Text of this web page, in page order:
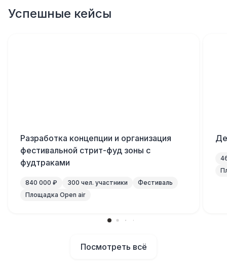
Успешные кейсы
Разработка концепции и организация
фестивальной стрит-фуд зоны с
фудтраками
840 000 ₽ 300 чел. участники
Фестиваль
Площадка Open air
Посмотреть всё